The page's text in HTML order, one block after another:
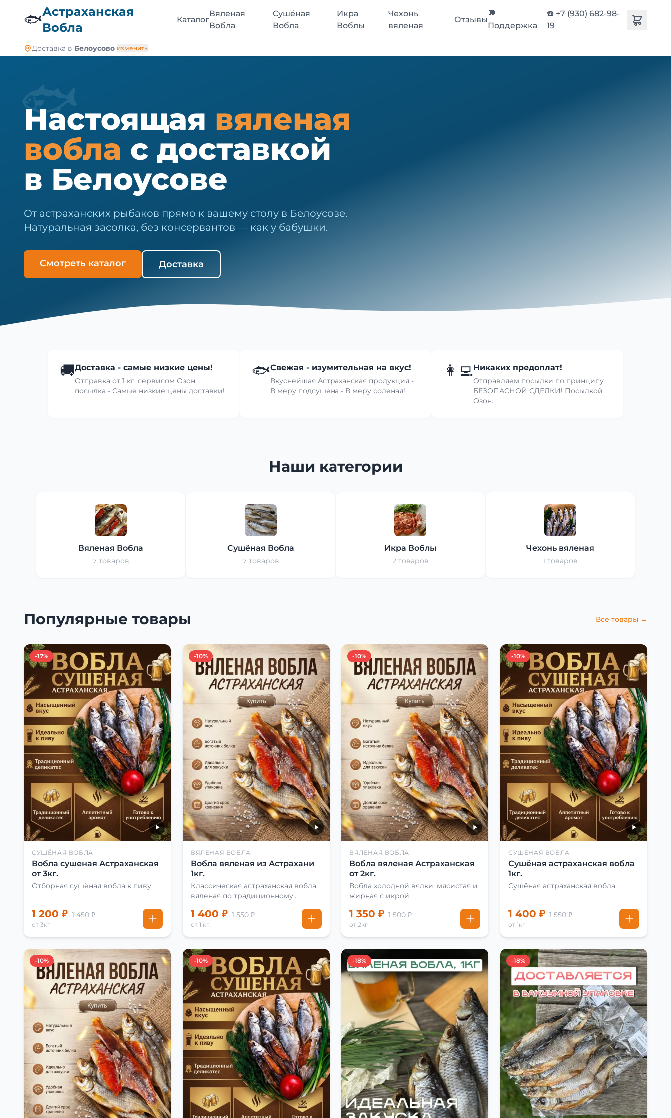
🐟Астраханская
Вобла
Каталог
Вяленая
Вобла
Сушёная
Вобла
Икра
Воблы
Чехонь
вяленая
Отзывы
💬
Поддержка
☎️ +7 (930) 682-98-
19
Доставка в Белоусово изменить
🐟
Настоящая вяленая
вобла с доставкой
в Белоусове
От астраханских рыбаков прямо к вашему столу в Белоусове.
Натуральная засолка, без консервантов — как у бабушки.
Смотреть каталог Доставка
🚚Доставка - самые низкие цены!
Отправка от 1 кг. сервисом Озон
посылка - Самые низкие цены доставки!
🐟Свежая - изумительная на вкус!
Вкуснейшая Астраханская продукция -
В меру подсушена - В меру соленая!
👩‍💻Никаких предоплат!
Отправляем посылки по принципу
БЕЗОПАСНОЙ СДЕЛКИ! Посылкой
Озон.
Наши категории
Вяленая Вобла
7 товаров
Сушёная Вобла
7 товаров
Икра Воблы
2 товаров
Чехонь вяленая
1 товаров
Популярные товары Все товары →
-17%
СУШЁНАЯ ВОБЛА
Вобла сушеная Астраханская
от 3кг.
Отборная сушёная вобла к пиву
1 200 ₽ 1 450 ₽
от 3кг
-10%
ВЯЛЕНАЯ ВОБЛА
Вобла вяленая из Астрахани
1кг.
Классическая астраханская вобла,
вяленая по традиционному
1 400 ₽ 1 550 ₽
от 1 кг.
-10%
ВЯЛЕНАЯ ВОБЛА
Вобла вяленая Астраханская
от 2кг.
Вобла холодной вялки, мясистая и
жирная с икрой.
1 350 ₽ 1 500 ₽
от 2кг
-10%
СУШЁНАЯ ВОБЛА
Сушёная астраханская вобла
1кг.
Сушёная астраханская вобла
1 400 ₽ 1 550 ₽
от 1кг
-10% -10% -18% -18%